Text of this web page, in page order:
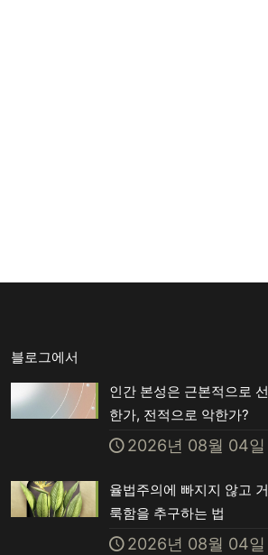
블로그에서
인간 본성은 근본적으로 선
한가, 전적으로 악한가?
2026년 08월 04일
율법주의에 빠지지 않고 거
룩함을 추구하는 법
2026년 08월 04일